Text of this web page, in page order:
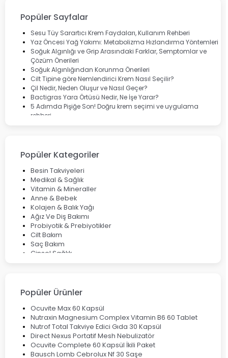
Lansinoh
Cebrolux
Dermoskin
Marvis
Rcfarma
Popüler Sayfalar
Sesu Tüy Sarartıcı Krem Faydaları, Kullanım Rehberi
Yaz Öncesi Yağ Yakımı: Metabolizma Hızlandırma Yöntemleri
Soğuk Algınlığı ve Grip Arasındaki Farklar, Semptomlar ve
Çözüm Önerileri
Soğuk Algınlığından Korunma Önerileri
Cilt Tipine göre Nemlendirici Krem Nasıl Seçilir?
Çil Nedir, Neden Oluşur ve Nasıl Geçer?
Bactigras Yara Örtüsü Nedir, Ne İşe Yarar?
5 Adımda Pişiğe Son! Doğru krem seçimi ve uygulama
rehberi
Çözüm Yolları
Bocavirüs Enfeksiyonu Hakkında Bilmeniz Gerekenler
Deep Flex Topraklama Matı Nedir? Detaylı Rehber
Mumiyo Nedir? Faydaları ve Kullanım Alanları Nelerdir?
Popüler Kategoriler
Besin Takviyeleri
Medikal & Sağlık
Vitamin & Mineraller
Anne & Bebek
Kolajen & Balık Yağı
Ağız Ve Diş Bakımı
Probiyotik & Prebiyotikler
Cilt Bakım
Saç Bakım
Cinsel Sağlık
Popüler Ürünler
Ocuvite Max 60 Kapsül
Nutraxin Magnesium Complex Vitamin B6 60 Tablet
Nutrof Total Takviye Edici Gıda 30 Kapsül
Direct Nexus Portatif Mesh Nebulizatör
Ocuvite Complete 60 Kapsül İkili Paket
Bausch Lomb Cebrolux Nf 30 Saşe